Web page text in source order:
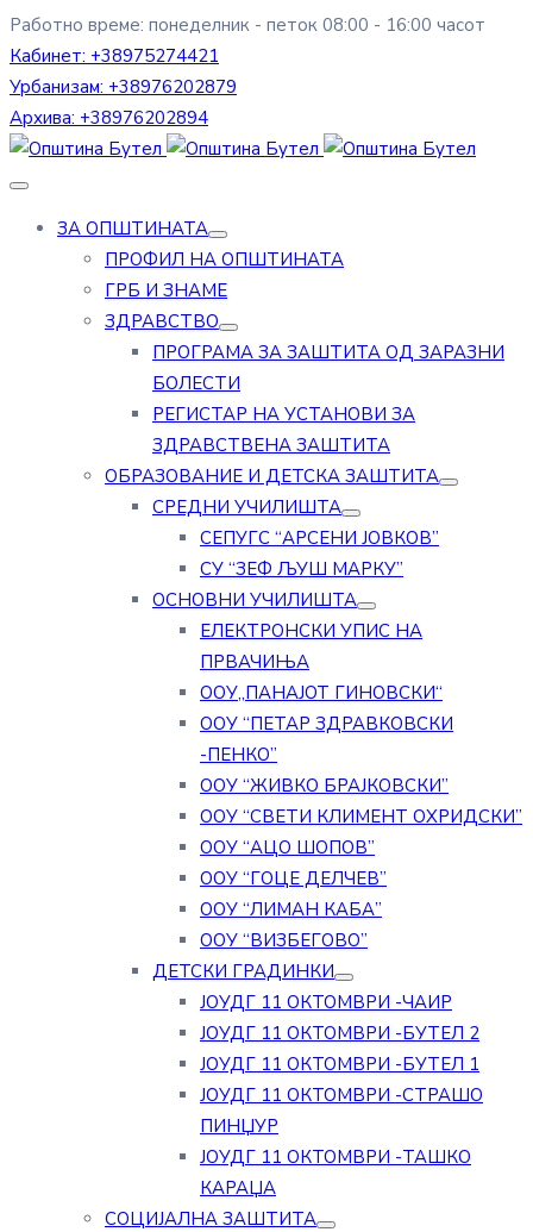
Работно време: понеделник - петок 08:00 - 16:00 часот
Кабинет: +38975274421
Урбанизам: +38976202879
Архива: +38976202894
ЗА ОПШТИНАТА
ПРОФИЛ НА ОПШТИНАТА
ГРБ И ЗНАМЕ
ЗДРАВСТВО
ПРОГРАМА ЗА ЗАШТИТА ОД ЗАРАЗНИ
БОЛЕСТИ
РЕГИСТАР НА УСТАНОВИ ЗА
ЗДРАВСТВЕНА ЗАШТИТА
ОБРАЗОВАНИЕ И ДЕТСКА ЗАШТИТА
СРЕДНИ УЧИЛИШТА
СЕПУГС “АРСЕНИ ЈОВКОВ”
СУ “ЗЕФ ЉУШ МАРКУ”
ОСНОВНИ УЧИЛИШТА
ЕЛЕКТРОНСКИ УПИС НА
ПРВАЧИЊА
ООУ„ПАНАЈОТ ГИНОВСКИ“
ООУ “ПЕТАР ЗДРАВКОВСКИ
-ПЕНКО”
ООУ “ЖИВКО БРАЈКОВСКИ”
ООУ “СВЕТИ КЛИМЕНТ ОХРИДСКИ”
ООУ “АЦО ШОПОВ”
ООУ “ГОЦЕ ДЕЛЧЕВ”
ООУ “ЛИМАН КАБА”
ООУ “ВИЗБЕГОВО”
ДЕТСКИ ГРАДИНКИ
ЈОУДГ 11 ОКТОМВРИ -ЧАИР
ЈОУДГ 11 ОКТОМВРИ -БУТЕЛ 2
ЈОУДГ 11 ОКТОМВРИ -БУТЕЛ 1
ЈОУДГ 11 ОКТОМВРИ -СТРАШО
ПИНЏУР
ЈОУДГ 11 ОКТОМВРИ -ТАШКО
КАРАЏА
СОЦИЈАЛНА ЗАШТИТА